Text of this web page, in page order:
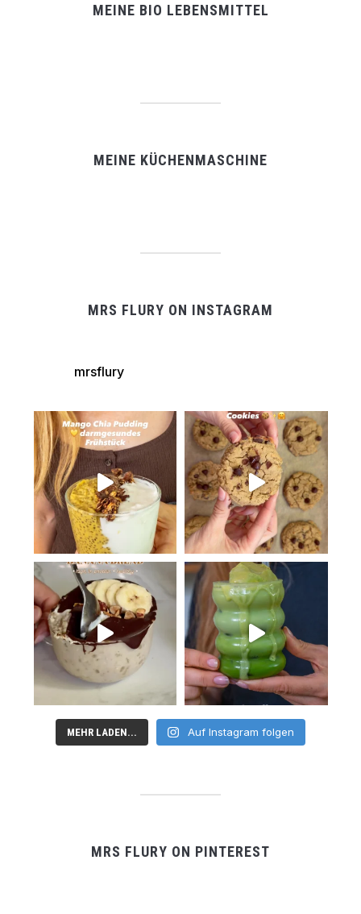
MEINE BIO LEBENSMITTEL
MEINE KÜCHENMASCHINE
MRS FLURY ON INSTAGRAM
mrsflury
MEHR LADEN... Auf Instagram folgen
MRS FLURY ON PINTEREST